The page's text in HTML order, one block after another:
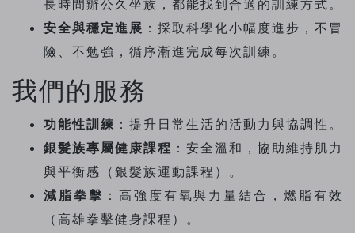
長時間辦公久坐族，都能找到合適的訓練方式。
安全與穩定進展 ：採取科學化小幅度進步，不冒
險、不勉強，循序漸進完成每次訓練。
我們的服務
功能性訓練 ：提升日常生活的活動力與協調性。
銀髮族專屬健康課程 ：安全溫和，協助維持肌力
與平衡感（銀髮族運動課程）。
減脂拳擊 ：高強度有氧與力量結合，燃脂有效
（高雄拳擊健身課程）。